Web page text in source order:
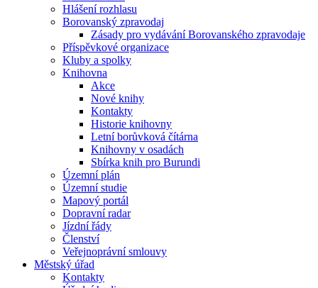
Hlášení rozhlasu
Borovanský zpravodaj
Zásady pro vydávání Borovanského zpravodaje
Příspěvkové organizace
Kluby a spolky
Knihovna
Akce
Nové knihy
Kontakty
Historie knihovny
Letní borůvková čítárna
Knihovny v osadách
Sbírka knih pro Burundi
Územní plán
Územní studie
Mapový portál
Dopravní radar
Jízdní řády
Členství
Veřejnoprávní smlouvy
Městský úřad
Kontakty